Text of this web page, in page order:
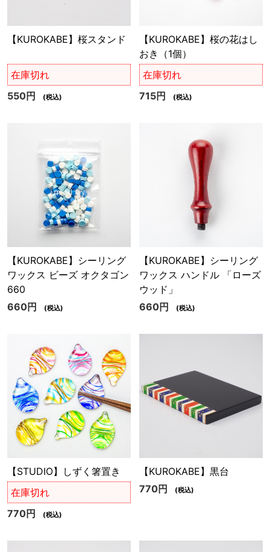
【KUROKABE】桜スタンド
在庫切れ
550円
(税込)
【KUROKABE】桜の花はし
おき（1個）
在庫切れ
715円
(税込)
【KUROKABE】シーリング
ワックス ビーズ オクタゴン
660
660円
(税込)
【KUROKABE】シーリング
ワックス ハンドル 「ローズ
ウッド」
660円
(税込)
【STUDIO】しずく箸置き
在庫切れ
770円
(税込)
【KUROKABE】黒台
770円
(税込)